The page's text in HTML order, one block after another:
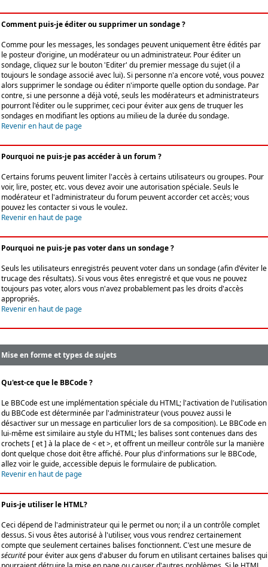
Comment puis-je éditer ou supprimer un sondage ?
Comme pour les messages, les sondages peuvent uniquement être édités par
le posteur d'origine, un modérateur ou un administrateur. Pour éditer un
sondage, cliquez sur le bouton 'Editer' du premier message du sujet (il a
toujours le sondage associé avec lui). Si personne n'a encore voté, vous pouvez
alors supprimer le sondage ou éditer n'importe quelle option du sondage. Par
contre, si une personne a déjà voté, seuls les modérateurs et administrateurs
pourront l'éditer ou le supprimer, ceci pour éviter aux gens de truquer les
sondages en modifiant les options au milieu de la durée du sondage.
Revenir en haut de page
Pourquoi ne puis-je pas accéder à un forum ?
Certains forums peuvent limiter l'accès à certains utilisateurs ou groupes. Pour
voir, lire, poster, etc. vous devez avoir une autorisation spéciale. Seuls le
modérateur et l'administrateur du forum peuvent accorder cet accès; vous
pouvez les contacter si vous le voulez.
Revenir en haut de page
Pourquoi ne puis-je pas voter dans un sondage ?
Seuls les utilisateurs enregistrés peuvent voter dans un sondage (afin d'éviter le
trucage des résultats). Si vous vous êtes enregistré et que vous ne pouvez
toujours pas voter, alors vous n'avez probablement pas les droits d'accès
appropriés.
Revenir en haut de page
Mise en forme et types de sujets
Qu'est-ce que le BBCode ?
Le BBCode est une implémentation spéciale du HTML; l'activation de l'utilisation
du BBCode est déterminée par l'administrateur (vous pouvez aussi le
désactiver sur un message en particulier lors de sa composition). Le BBCode en
lui-même est similaire au style du HTML; les balises sont contenues dans des
crochets [ et ] à la place de < et >, et offrent un meilleur contrôle sur la manière
dont quelque chose doit être affiché. Pour plus d'informations sur le BBCode,
allez voir le guide, accessible depuis le formulaire de publication.
Revenir en haut de page
Puis-je utiliser le HTML?
Ceci dépend de l'administrateur qui le permet ou non; il a un contrôle complet
dessus. Si vous êtes autorisé à l'utiliser, vous vous rendrez certainement
compte que seulement certaines balises fonctionnent. C'est une mesure de
sécurité pour éviter aux gens d'abuser du forum en utilisant certaines balises qui